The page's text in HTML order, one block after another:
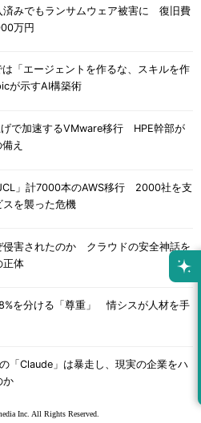
済みでもランサムウェア被害に 復旧費
万円
「エージェントを作るな、スキルを作
が示すAI構築術
で加速するVMware移行 HPE幹部が
え
JCL」計7000本のAWS移行 2000社を支
スを襲った危機
侵害されたのか クラウドの安全神話を
正体
を分ける「尊重」 情シスが人材を手
「Claude」は暴走し、現実の企業をハ
か
Inc. All Rights Reserved.